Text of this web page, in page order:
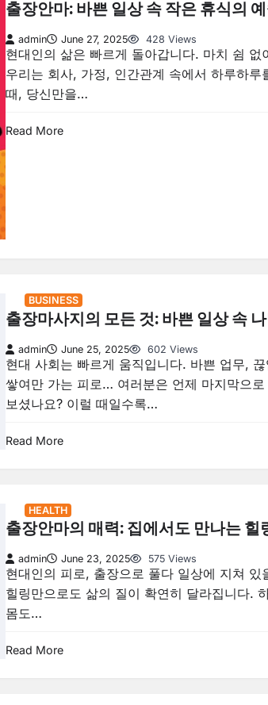
출장안마: 바쁜 일상 속 작은 휴식의
admin June 27, 2025 428 Views
현대인의 삶은 빠르게 돌아갑니다. 마치 쉼 없
우리는 회사, 가정, 인간관계 속에서 하루하루
때, 당신만을…
Read More
BUSINESS
출장마사지의 모든 것: 바쁜 일상 속
admin June 25, 2025 602 Views
현대 사회는 빠르게 움직입니다. 바쁜 업무,
쌓여만 가는 피로… 여러분은 언제 마지막으로
보셨나요? 이럴 때일수록…
Read More
HEALTH
출장안마의 매력: 집에서도 만나는 힐
admin June 23, 2025 575 Views
현대인의 피로, 출장으로 풀다 일상에 지쳐 있
힐링만으로도 삶의 질이 확연히 달라집니다.
몸도…
Read More